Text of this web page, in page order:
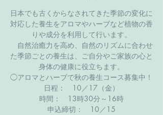
日本でも古くからなされてきた季節の変化に
対応した養生をアロマやハーブなど植物の香
りや成分を利用して行います。
自然治癒力を高め、自然のリズムに合わせ
た季節ごとの養生は、ご自分やご家族の心と
身体の健康に役立ちます。
◯アロマとハーブで秋の養生コース募集中​！
日程： 10／17（金）
時間： 13時30分～16時
​申込締切： 10／15